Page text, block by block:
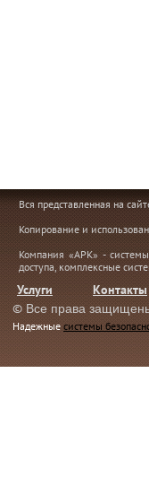
Вся представленная на
Копирование и
Компания «АРК» -
доступа, комплексные
Услуги
Контакты
© Все права
Надежные системы